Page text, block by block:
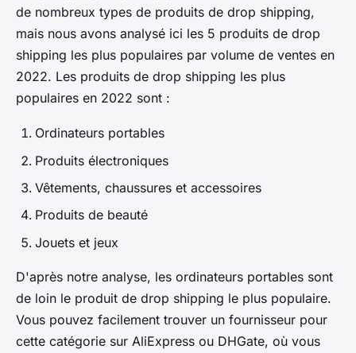
de nombreux types de produits de drop shipping,
mais nous avons analysé ici les 5 produits de drop
shipping les plus populaires par volume de ventes en
2022. Les produits de drop shipping les plus
populaires en 2022 sont :
Ordinateurs portables
Produits électroniques
Vêtements, chaussures et accessoires
Produits de beauté
Jouets et jeux
D'après notre analyse, les ordinateurs portables sont
de loin le produit de drop shipping le plus populaire.
Vous pouvez facilement trouver un fournisseur pour
cette catégorie sur AliExpress ou DHGate, où vous